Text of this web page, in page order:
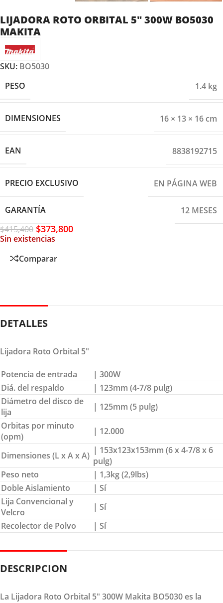
LIJADORA ROTO ORBITAL 5″ 300W BO5030
MAKITA
SKU: BO5030
PESO
1.4 kg
DIMENSIONES 16 × 13 × 16 cm
EAN 8838192715
PRECIO EXCLUSIVO EN PÁGINA WEB
GARANTÍA
12 MESES
$415,400 $373,800
Sin existencias
Comparar
DETALLES
Lijadora Roto Orbital 5″
Potencia de entrada
| 300W
Diá. del respaldo
| 123mm (4-7/8 pulg)
Diámetro del disco de
lija
| 125mm (5 pulg)
Orbitas por minuto
(opm)
| 12.000
Dimensiones (L x A x A) | 153x123x153mm (6 x 4-7/8 x 6
pulg)
Peso neto
| 1,3kg (2,9lbs)
Doble Aislamiento
| Sí
Lija Convencional y
Velcro
| Sí
Recolector de Polvo
| Sí
DESCRIPCION
La Lijadora Roto Orbital 5" 300W Makita BO5030 es la